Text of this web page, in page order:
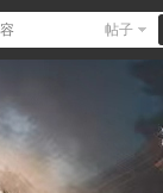
帖子